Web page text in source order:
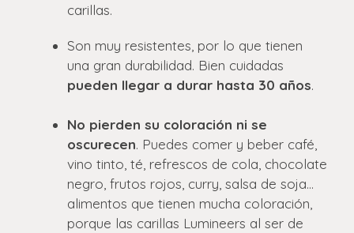
carillas.
Son muy resistentes, por lo que tienen
una gran durabilidad. Bien cuidadas
pueden llegar a durar hasta 30 años.
No pierden su coloración ni se
oscurecen. Puedes comer y beber café,
vino tinto, té, refrescos de cola, chocolate
negro, frutos rojos, curry, salsa de soja…
alimentos que tienen mucha coloración,
porque las carillas Lumineers al ser de